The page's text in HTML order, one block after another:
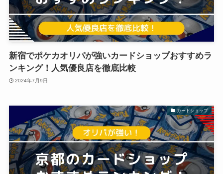
新宿でポケカオリパが強いカードショップおすすめラ
ンキング！人気優良店を徹底比較
2024年7月9日
カードショップ